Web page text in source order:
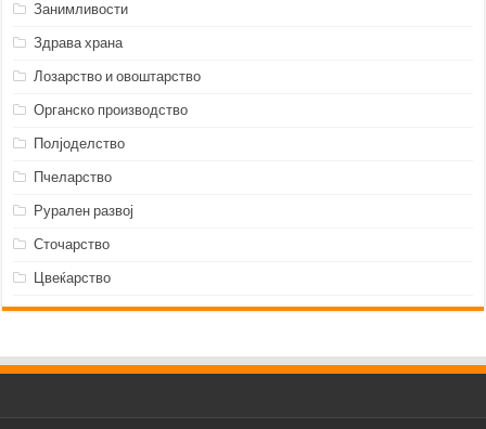
Занимливости
Здрава храна
Лозарство и овоштарство
Органско производство
Полјоделство
Пчеларство
Рурален развој
Сточарство
Цвеќарство